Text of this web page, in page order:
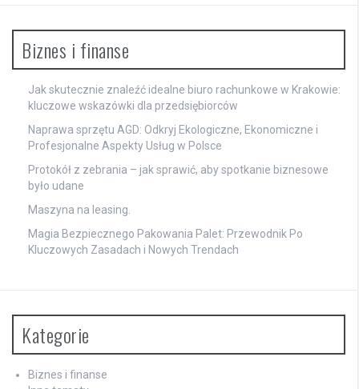
Biznes i finanse
Jak skutecznie znaleźć idealne biuro rachunkowe w Krakowie:
kluczowe wskazówki dla przedsiębiorców
Naprawa sprzętu AGD: Odkryj Ekologiczne, Ekonomiczne i
Profesjonalne Aspekty Usług w Polsce
Protokół z zebrania – jak sprawić, aby spotkanie biznesowe
było udane
Maszyna na leasing.
Magia Bezpiecznego Pakowania Palet: Przewodnik Po
Kluczowych Zasadach i Nowych Trendach
Kategorie
Biznes i finanse